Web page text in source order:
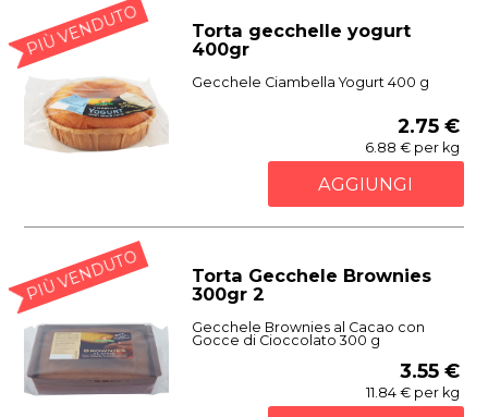
PIÙ VENDUTO
Torta gecchelle yogurt
400gr
Gecchele Ciambella Yogurt 400 g
2.75 €
6.88 € per kg
AGGIUNGI
PIÙ VENDUTO
Torta Gecchele Brownies
300gr 2
Gecchele Brownies al Cacao con
Gocce di Cioccolato 300 g
3.55 €
11.84 € per kg